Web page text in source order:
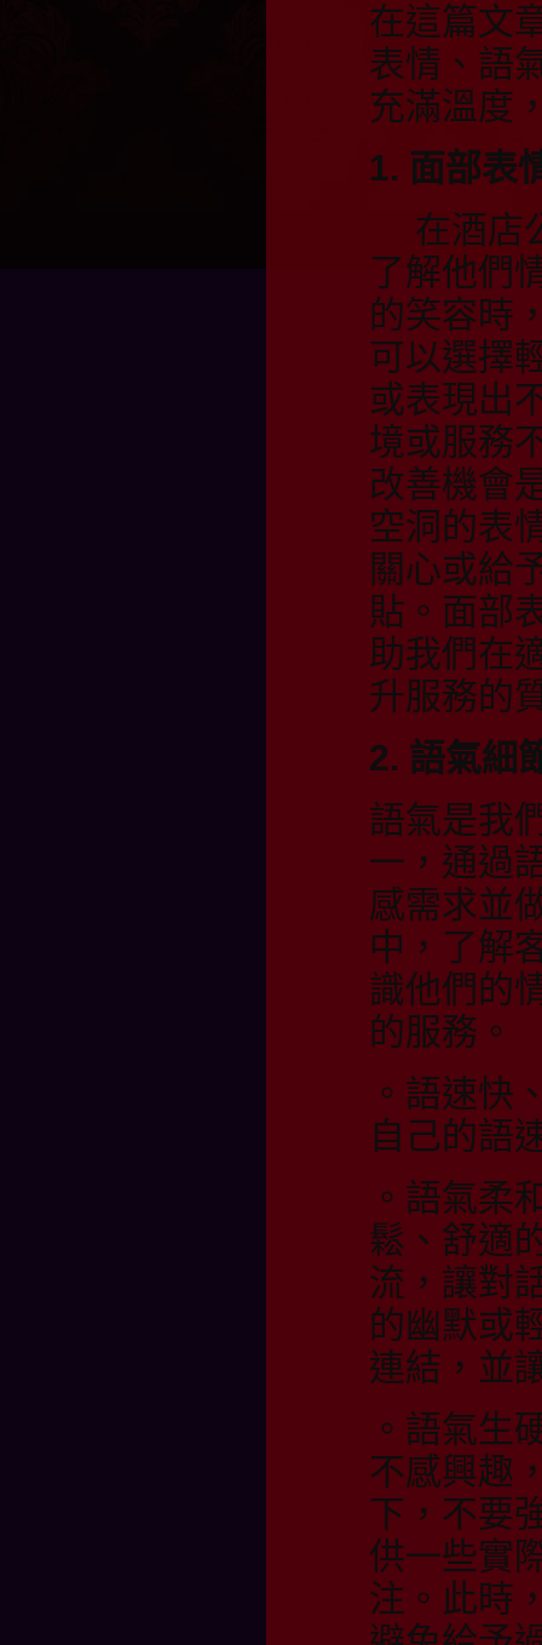
在這篇文
表情、語
充滿溫度
1. 面部表
在酒店
了解他們
的笑容時
可以選擇
或表現出
境或服務
改善機會
空洞的表
關心或給
貼。面部
助我們在
升服務的
2. 語氣細
語氣是我
一，通過
感需求並
中，了解
識他們的
的服務。
。語速快
自己的語
。語氣柔
鬆、舒適
流，讓對
的幽默或
連結，並
。語氣生
不感興趣
下，不要
供一些實
注。此時